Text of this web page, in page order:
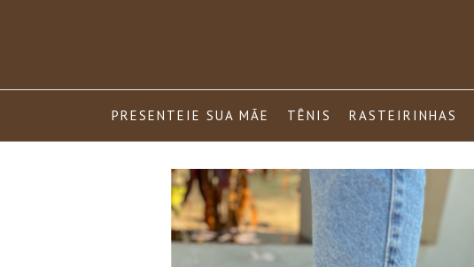
PRESENTEIE SUA MÃE TÊNIS RASTEIRINHAS